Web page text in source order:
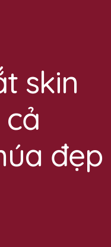
skin
đẹp